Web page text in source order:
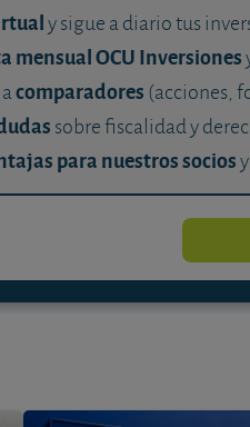
y sigue a diario tus
mensual OCU Inversiones
comparadores (acciones,
sobre fiscalidad y
para nuestros socios